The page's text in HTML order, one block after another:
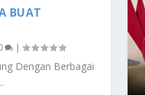
BUAT
|
Dengan Berbagai